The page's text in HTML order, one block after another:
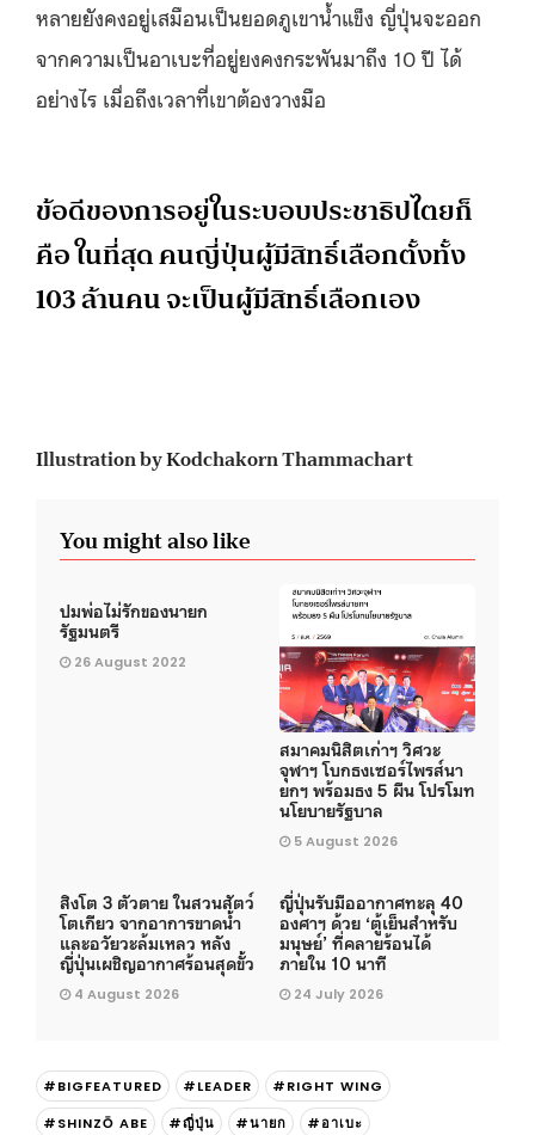
หลายยังคงอยู่เสมือนเป็นยอดภูเขาน้ำแข็ง ญี่ปุ่นจะออก
จากความเป็นอาเบะที่อยู่ยงคงกระพันมาถึง 10 ปี ได้
อย่างไร เมื่อถึงเวลาที่เขาต้องวางมือ
ข้อดีของการอยู่ในระบอบประชาธิปไตยก็
คือ ในที่สุด คนญี่ปุ่นผู้มีสิทธิ์เลือกตั้งทั้ง
103 ล้านคน จะเป็นผู้มีสิทธิ์เลือกเอง
Illustration by Kodchakorn Thammachart
You might also like
ปมพ่อไม่รักของนายก
รัฐมนตรี
26 August 2022
สมาคมนิสิตเก่าฯ วิศวะ
จุฬาฯ โบกธงเซอร์ไพรส์นา
ยกฯ พร้อมธง 5 ผืน โปรโมท
นโยบายรัฐบาล
5 August 2026
สิงโต 3 ตัวตาย ในสวนสัตว์
โตเกียว จากอาการขาดน้ำ
และอวัยวะล้มเหลว หลัง
ญี่ปุ่นเผชิญอากาศร้อนสุดขั้ว
4 August 2026
ญี่ปุ่นรับมืออากาศทะลุ 40
องศาฯ ด้วย ‘ตู้เย็นสำหรับ
มนุษย์’ ที่คลายร้อนได้
ภายใน 10 นาที
24 July 2026
#BIGFEATURED #LEADER
#RIGHT WING
#SHINZŌ ABE
#ญี่ปุ่น #นายก #อาเบะ